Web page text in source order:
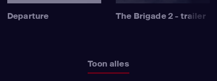
Departure The Brigade 2 - trailer
Toon alles